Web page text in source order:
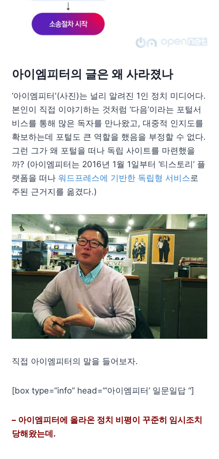
아이엠피터의 글은 왜 사라졌나
‘아이엠피터'(사진)는 널리 알려진 1인 정치 미디어다.
본인이 직접 이야기하는 것처럼 ‘다음’이라는 포털서
비스를 통해 많은 독자를 만나왔고, 대중적 인지도를
확보하는데 포털도 큰 역할을 했음을 부정할 수 없다.
그런 그가 왜 포털을 떠나 독립 사이트를 마련했을
까? (아이엠피터는 2016년 1월 1일부터 ‘티스토리’ 플
랫폼을 떠나 워드프레스에 기반한 독립형 서비스 로
주된 근거지를 옮겼다.)
직접 아이엠피터의 말을 들어보자.
[box type=”info” head=”‘아이엠피터’ 일문일답 “]
– 아이엠피터에 올라온 정치 비평이 꾸준히 임시조치
당해왔는데.